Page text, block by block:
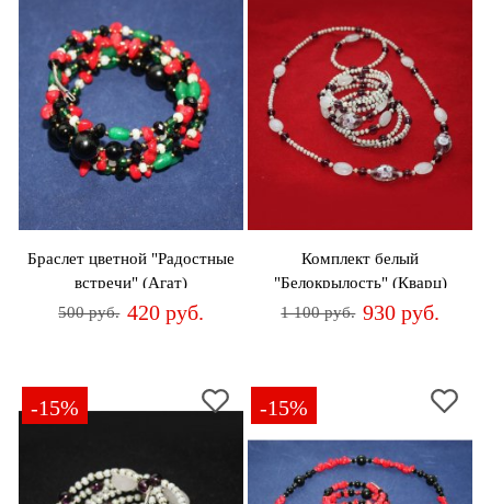
Браслет цветной "Радостные
встречи" (Агат)
500 руб. 420 руб.
Комплект белый
"Белокрылость" (Кварц)
1 100 руб. 930 руб.
-15% -15%